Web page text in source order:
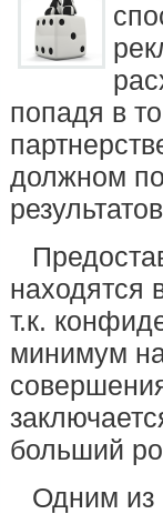
попадя в
должном
находятся
т.к.
минимум
больший
Одним из